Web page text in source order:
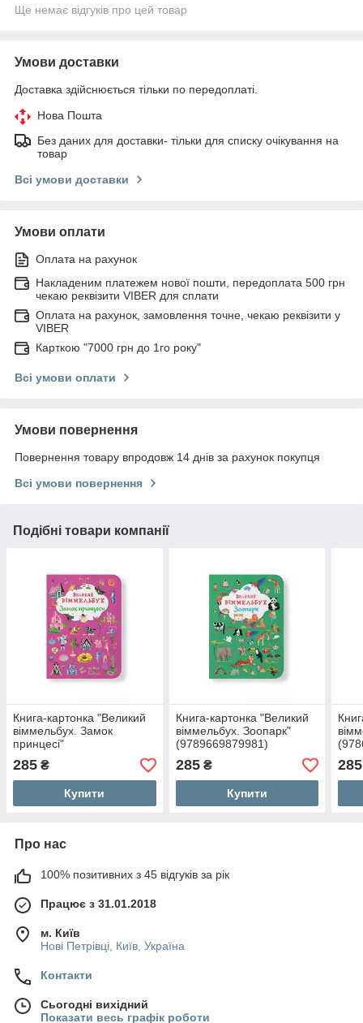
Ще немає відгуків про цей товар
Умови доставки
Доставка здійснюється тільки по передоплаті.
Нова Пошта
Без даних для доставки- тільки для списку очікування на
товар
Всі умови доставки
Умови оплати
Оплата на рахунок
Накладеним платежем нової пошти, передоплата 500 грн
чекаю реквізити VIBER для сплати
Оплата на рахунок, замовлення точне, чекаю реквізити у
VIBER
Карткою "7000 грн до 1го року"
Всі умови оплати
Умови повернення
Повернення товару впродовж 14 днів за рахунок покупця
Всі умови повернення
Подібні товари компанії
Книга-картонка "Великий
віммельбух. Замок
принцесі"
(9786175471166)
285 ₴
Купити
Книга-картонка "Великий
віммельбух. Зоопарк"
(9789669879981)
285₴
Купити
285
Про нас
100% позитивних з 45 відгуків за рік
Працює з 31.01.2018
м. Київ
Нові Петрівці, Київ, Україна
Контакти
Сьогодні вихідний
Показати весь графік роботи